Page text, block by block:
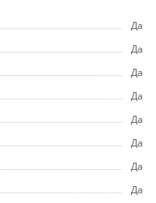
Да
Да
Да
Да
Да
Да
Да
Да